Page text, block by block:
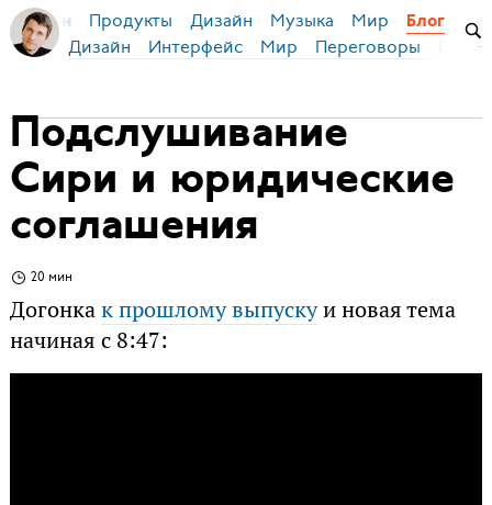
Бирман Продукты Дизайн Музыка Мир Блог
Дизайн Интерфейс Мир Переговоры
Подслушивание
Сири и юридические
соглашения
20 мин
Догонкак прошлому выпускуи новая тема
начиная с 8:47: